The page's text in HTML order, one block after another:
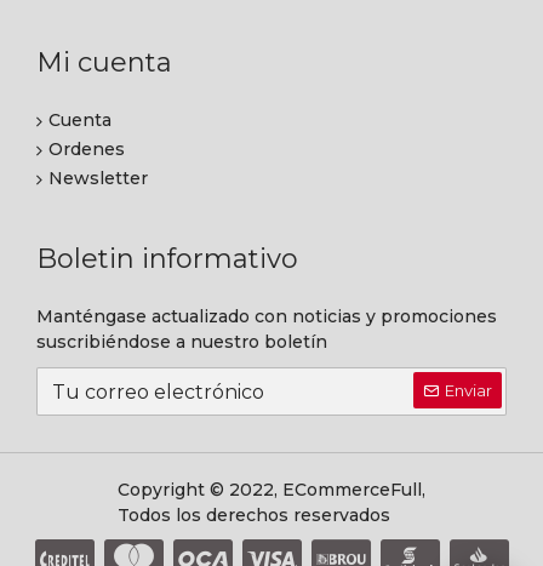
Mi cuenta
Cuenta
Ordenes
Newsletter
Boletin informativo
Manténgase actualizado con noticias y promociones
suscribiéndose a nuestro boletín
Enviar
Copyright © 2022, ECommerceFull,
Todos los derechos reservados